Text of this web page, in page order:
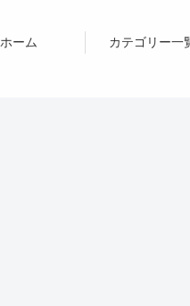
ホーム カテゴリー一